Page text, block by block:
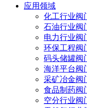
应用领域
化工行业阀
石油行业阀
电力行业阀
环保工程阀
码头储罐阀
海洋平台阀
采矿冶金阀
食品制药阀
空分行业阀